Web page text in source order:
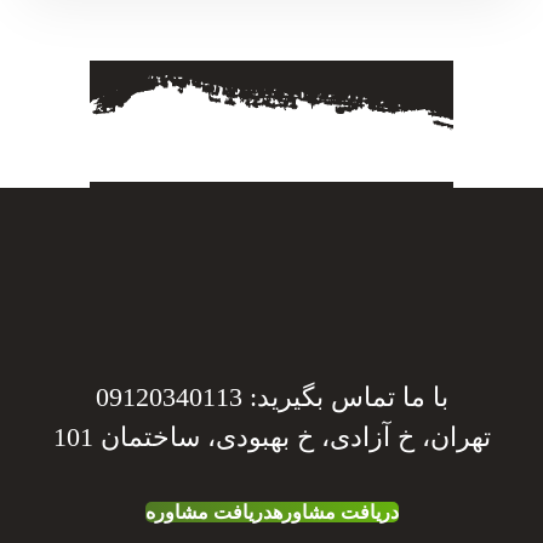
با ما تماس بگیرید: 09120340113
تهران، خ آزادی، خ بهبودی، ساختمان 101
دریافت مشاورهدریافت مشاوره